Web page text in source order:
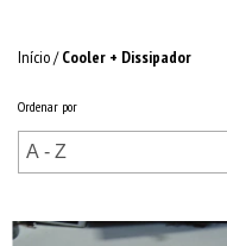
Início/ Cooler + Dissipador
Ordenar por